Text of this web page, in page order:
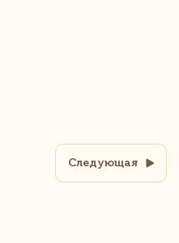
Следующая